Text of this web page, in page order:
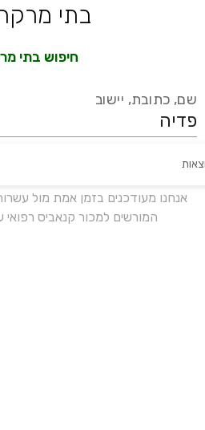
בתי
חיפוש בתי
שם, כתובת, יישוב
אנחנו מעודכנים בזמן אמת מול
המורשים למכור קנאביס רפואי